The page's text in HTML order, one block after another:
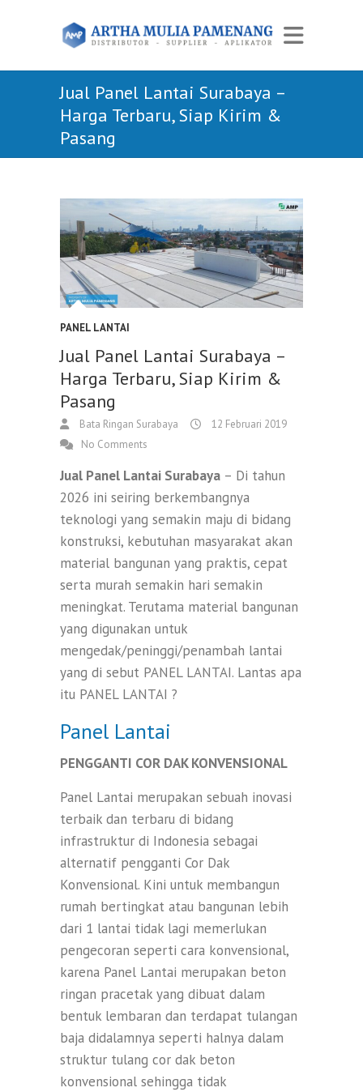
Jual Panel Lantai Surabaya –
Harga Terbaru, Siap Kirim &
Pasang
PANEL LANTAI
Jual Panel Lantai Surabaya –
Harga Terbaru, Siap Kirim &
Pasang
Bata Ringan Surabaya
12 Februari 2019
No Comments
Jual Panel Lantai Surabaya – Di tahun
2026 ini seiring berkembangnya
teknologi yang semakin maju di bidang
konstruksi, kebutuhan masyarakat akan
material bangunan yang praktis, cepat
serta murah semakin hari semakin
meningkat. Terutama material bangunan
yang digunakan untuk
mengedak/peninggi/penambah lantai
yang di sebut PANEL LANTAI. Lantas apa
itu PANEL LANTAI ?
Panel Lantai
PENGGANTI COR DAK KONVENSIONAL
Panel Lantai merupakan sebuah inovasi
terbaik dan terbaru di bidang
infrastruktur di Indonesia sebagai
alternatif pengganti Cor Dak
Konvensional. Kini untuk membangun
rumah bertingkat atau bangunan lebih
dari 1 lantai tidak lagi memerlukan
pengecoran seperti cara konvensional,
karena Panel Lantai merupakan beton
ringan pracetak yang dibuat dalam
bentuk lembaran dan terdapat tulangan
baja didalamnya seperti halnya dalam
struktur tulang cor dak beton
konvensional sehingga tidak